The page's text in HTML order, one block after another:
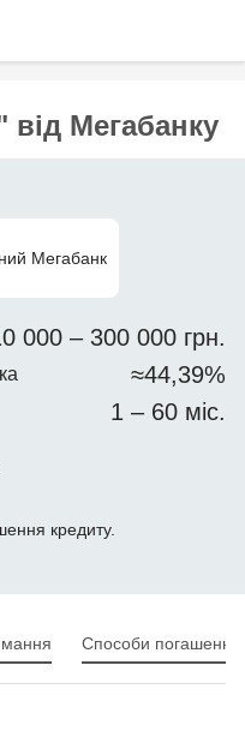
Мегабанку
000 – 300 000 грн.
≈44,39%
1 – 60 міс.
кредиту.
Способи погашення